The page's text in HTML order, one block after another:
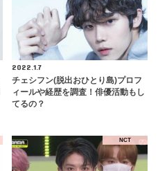
2022.1.7
チェシフン(脱出おひとり島)プロフ
ィールや経歴を調査！俳優活動もし
てるの？
NCT